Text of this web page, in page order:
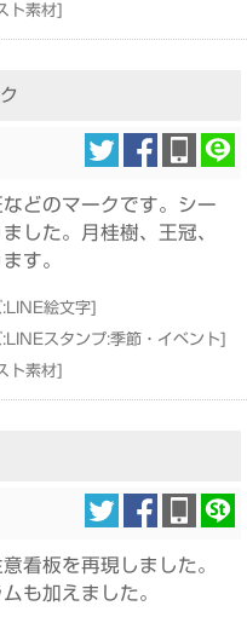
ト素材]
どのマークです。シー
した。月桂樹、王冠、
す。
:LINE絵文字]
:LINEスタンプ:季節・イベント]
ト素材]
看板を再現しました。
も加えました。